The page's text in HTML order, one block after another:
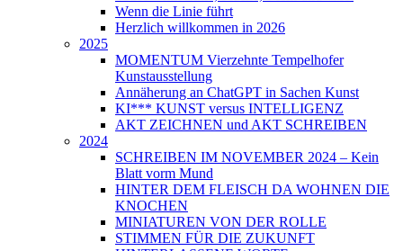
Wenn die Linie führt
Herzlich willkommen in 2026
2025
MOMENTUM Vierzehnte Tempelhofer
Kunstausstellung
Annäherung an ChatGPT in Sachen Kunst
KI*** KUNST versus INTELLIGENZ
AKT ZEICHNEN und AKT SCHREIBEN
2024
SCHREIBEN IM NOVEMBER 2024 – Kein
Blatt vorm Mund
HINTER DEM FLEISCH DA WOHNEN DIE
KNOCHEN
MINIATUREN VON DER ROLLE
STIMMEN FÜR DIE ZUKUNFT